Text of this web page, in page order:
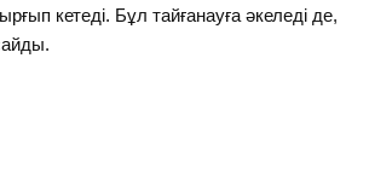
кетеді. Бұл тайғанауға әкеледі де,